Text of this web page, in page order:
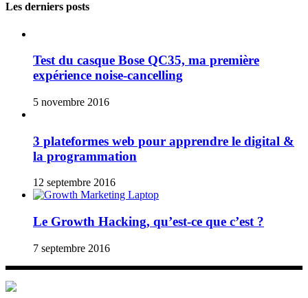
Les derniers posts
Test du casque Bose QC35, ma première
expérience noise-cancelling
5 novembre 2016
3 plateformes web pour apprendre le digital &
la programmation
12 septembre 2016
Le Growth Hacking, qu’est-ce que c’est ?
7 septembre 2016